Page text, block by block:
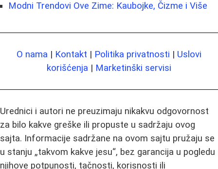
Modni Trendovi Ove Zime: Kaubojke, Čizme i Više
O nama | Kontakt | Politika privatnosti | Uslovi
korišćenja | Marketinški servisi
Urednici i autori ne preuzimaju nikakvu odgovornost
za bilo kakve greške ili propuste u sadržaju ovog
sajta. Informacije sadržane na ovom sajtu pružaju se
u stanju „takvom kakve jesu“, bez garancija u pogledu
njihove potpunosti, tačnosti, korisnosti ili